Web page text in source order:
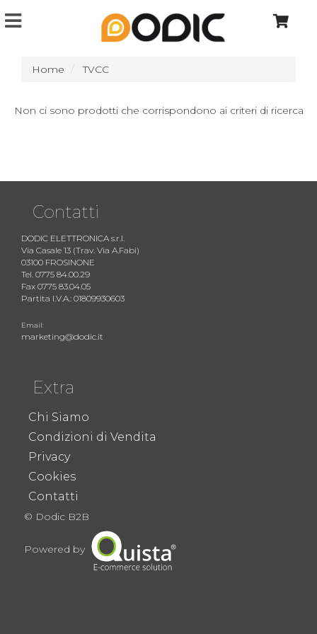
Home TVCC
Non ci sono prodotti che corrispondono ai criteri di ricerca
Contatti
DODIC ELETTRONICA s.r.l.
Via Casale 13 (Trav. Via A.Fabi)
03100 FROSINONE
Tel. 0775 84.00.29
Fax 0775 83.04.05
Partita I.V.A.: 01809930603
Email:
marketing@dodic.it
Extra
Chi Siamo
Condizioni di Vendita
Privacy
Cookies
Contatti
© Dodic B2B
Powered by